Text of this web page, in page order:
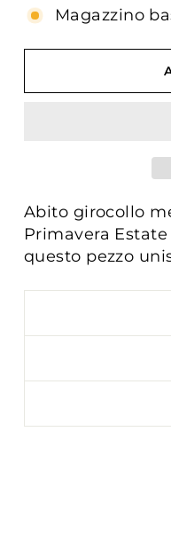
Magazzino
Abito girocollo
Primavera Estate
questo pezzo